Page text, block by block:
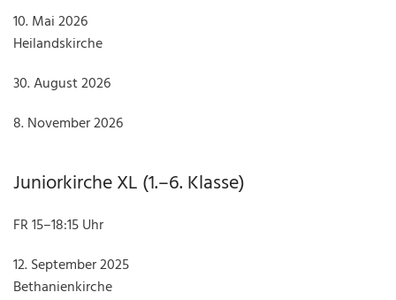
10. Mai 2026
Heilandskirche
30. August 2026
8. November 2026
Juniorkirche XL (1.–6. Klasse)
FR 15–18:15 Uhr
12. September 2025
Bethanienkirche